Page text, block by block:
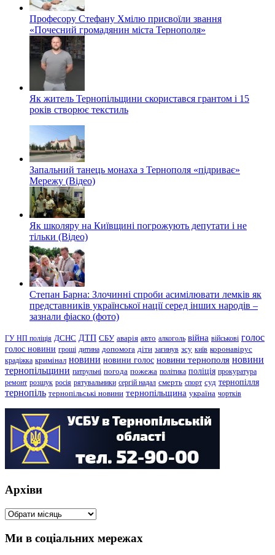
Професору Стефану Хмілю присвоїли звання
«Почесний громадянин міста Тернополя»
Як житель Тернопільщини скористався грантом і 15
років створює текстиль
Запальний танець монаха з Тернополя «підриває»
Мережу (Відео)
Як школяру на Київщині погрожують депутати і не
тільки (Відео)
Степан Барна: Злочинні спроби асимілювати лемків як
представників української нації серед інших народів –
зазнали фіаско (фото)
ГУ НП поліція ДСНС ДТП СБУ аварія авто алкоголь війна військові голос
голос новини гроші дитина допомога діти загинув зсу київ коронавірус
крадіжка кримінал новини новини голос новини тернополя новини
тернопільщини патрульні погода пожежа політика поліція прокуратура
ремонт розшук росія рятувальники сергій надал смерть спорт суд тернопілля
тернопіль тернопільські новини тернопільщина україна чортків
Архіви
Архіви
Ми в соціальних мережах